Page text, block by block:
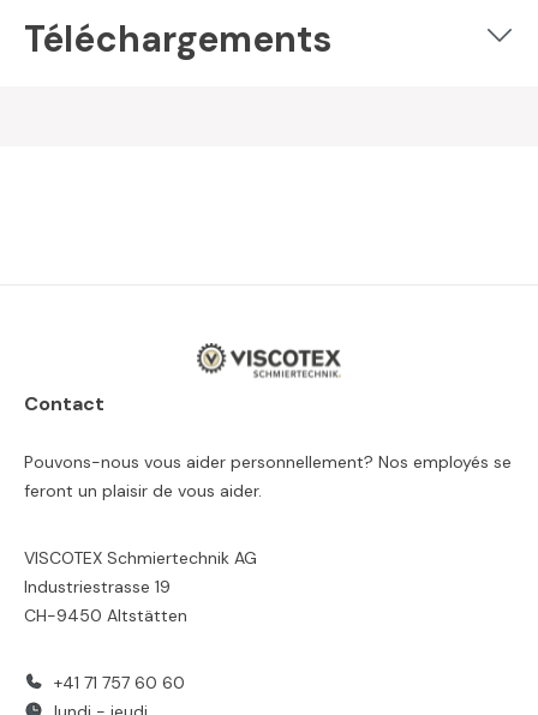
Téléchargements
Contact
Pouvons-nous vous aider personnellement? Nos employés se
feront un plaisir de vous aider.
VISCOTEX Schmiertechnik AG
Industriestrasse 19
CH-9450 Altstätten
+41 71 757 60 60